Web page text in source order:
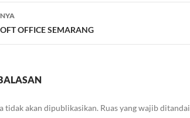
OFFICE SEMARANG
tidak akan dipublikasikan. Ruas yang wajib ditandai